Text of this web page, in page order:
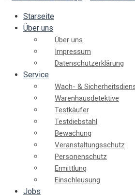
Starseite
Über uns
Über uns
Impressum
Datenschutzerklärung
Service
Wach- &
Warenhausdetektive
Testkäufer
Testdiebstahl
Bewachung
Veranstaltungsschutz
Personenschutz
Ermittlung
Einschleusung
Jobs